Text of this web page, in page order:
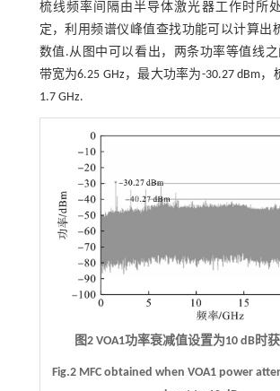
梳线频率间隔由半导体激光器工作时所
定，利用频谱仪峰值查找功能可以计算出
数值.从图中可以看出，两条功率等值线之
带宽为6.25 GHz，最大功率为-30.27 dBm
1.7 GHz.
图2 VOA1功率衰减值设置为10 dB时
Fig.2 MFC obtained when VOA1 power